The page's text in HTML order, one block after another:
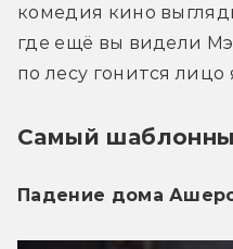
комедия кино
где ещё вы видели
по лесу гонится лицо
Самый
Падение дома